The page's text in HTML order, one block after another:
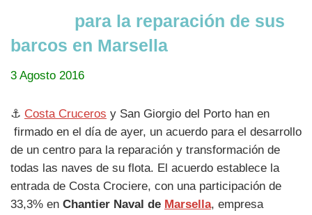
para la reparación de sus
barcos en Marsella
3 Agosto 2016
⚓ Costa Cruceros y San Giorgio del Porto han en
firmado en el día de ayer, un acuerdo para el desarrollo
de un centro para la reparación y transformación de
todas las naves de su flota. El acuerdo establece la
entrada de Costa Crociere, con una participación de
33,3% en Chantier Naval de Marsella, empresa